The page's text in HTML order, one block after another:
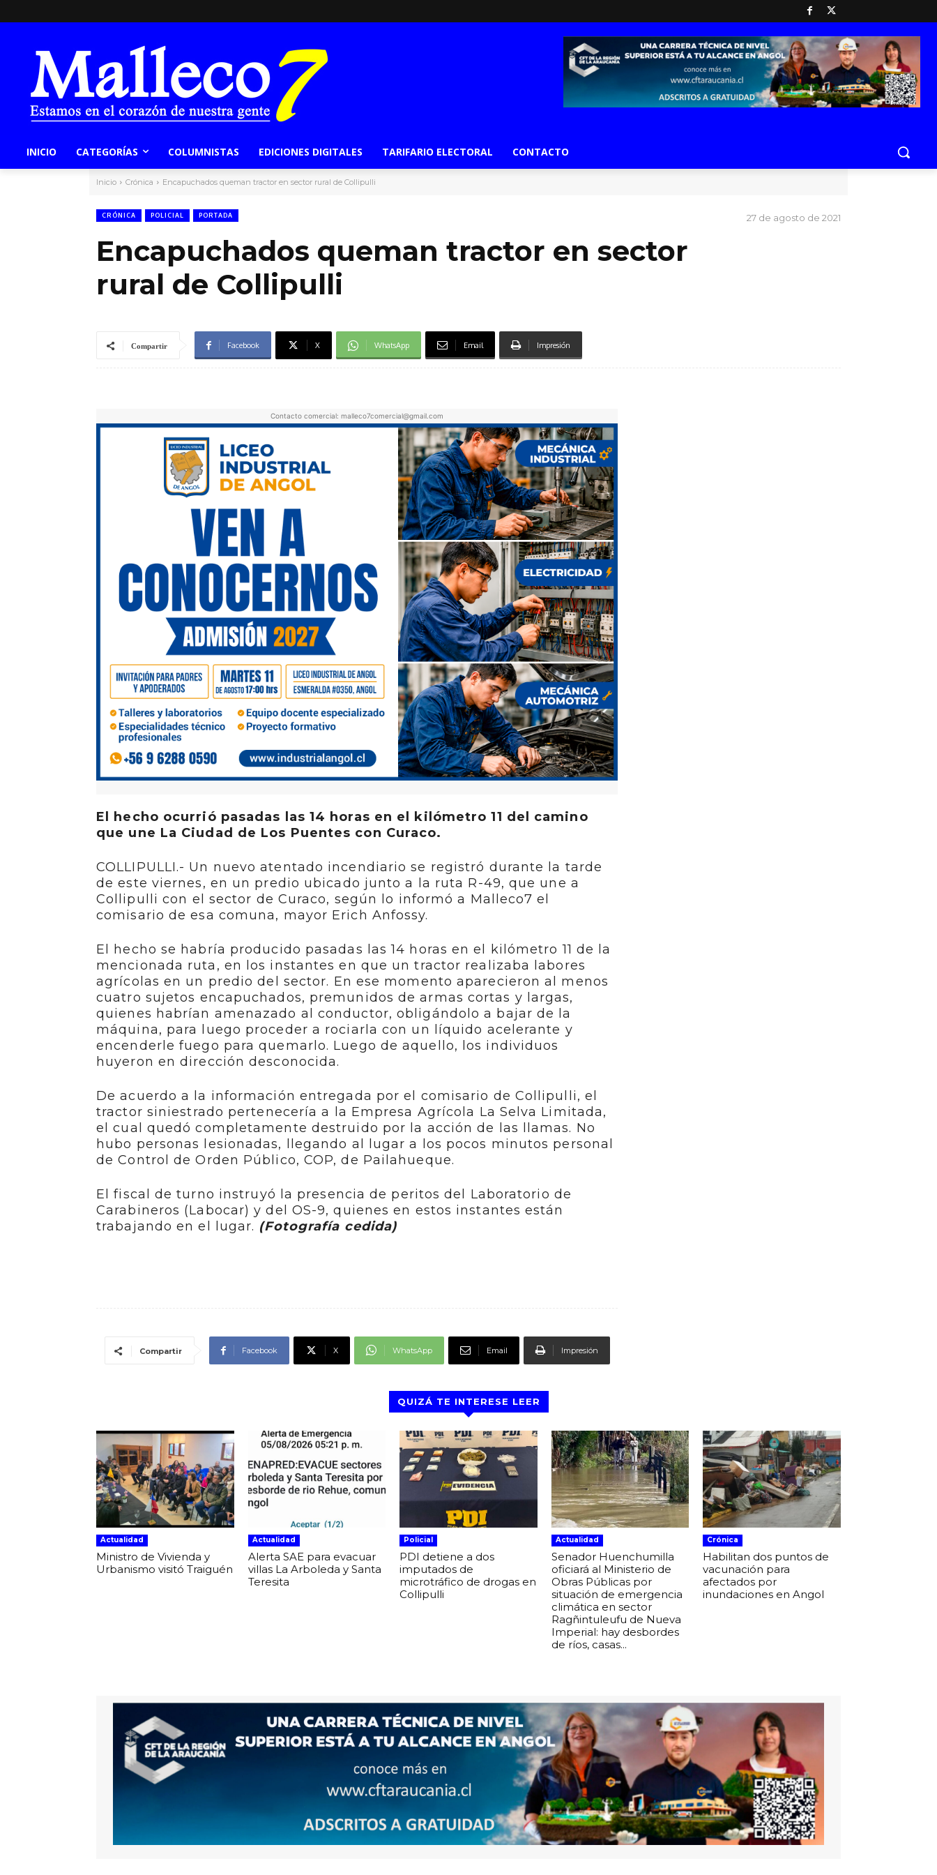
INICIO CATEGORÍAS COLUMNISTAS EDICIONES DIGITALES TARIFARIO ELECTORAL CONTACTO
Inicio Crónica Encapuchados queman tractor en sector rural de Collipulli
CRÓNICA POLICIAL PORTADA 27 de agosto de 2021
Encapuchados queman tractor en sector
rural de Collipulli
Compartir Facebook X WhatsApp Email Impresión
Contacto comercial: malleco7comercial@gmail.com
El hecho ocurrió pasadas las 14 horas en el kilómetro 11 del camino
que une La Ciudad de Los Puentes con Curaco.
COLLIPULLI.- Un nuevo atentado incendiario se registró durante la tarde
de este viernes, en un predio ubicado junto a la ruta R-49, que une a
Collipulli con el sector de Curaco, según lo informó a Malleco7 el
comisario de esa comuna, mayor Erich Anfossy.
El hecho se habría producido pasadas las 14 horas en el kilómetro 11 de la
mencionada ruta, en los instantes en que un tractor realizaba labores
agrícolas en un predio del sector. En ese momento aparecieron al menos
cuatro sujetos encapuchados, premunidos de armas cortas y largas,
quienes habrían amenazado al conductor, obligándolo a bajar de la
máquina, para luego proceder a rociarla con un líquido acelerante y
encenderle fuego para quemarlo. Luego de aquello, los individuos
huyeron en dirección desconocida.
De acuerdo a la información entregada por el comisario de Collipulli, el
tractor siniestrado pertenecería a la Empresa Agrícola La Selva Limitada,
el cual quedó completamente destruido por la acción de las llamas. No
hubo personas lesionadas, llegando al lugar a los pocos minutos personal
de Control de Orden Público, COP, de Pailahueque.
El fiscal de turno instruyó la presencia de peritos del Laboratorio de
Carabineros (Labocar) y del OS-9, quienes en estos instantes están
trabajando en el lugar. (Fotografía cedida)
Compartir Facebook X WhatsApp Email Impresión
QUIZÁ TE INTERESE LEER
Actualidad
Ministro de Vivienda y
Urbanismo visitó Traiguén
Actualidad
Alerta SAE para evacuar
villas La Arboleda y Santa
Teresita
Policial
PDI detiene a dos
imputados de
microtráfico de drogas en
Collipulli
Actualidad
Senador Huenchumilla
oficiará al Ministerio de
Obras Públicas por
situación de emergencia
climática en sector
Ragñintuleufu de Nueva
Imperial: hay desbordes
de ríos, casas...
Crónica
Habilitan dos puntos de
vacunación para
afectados por
inundaciones en Angol